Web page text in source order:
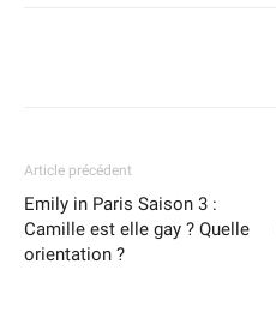
Article précédent
Emily in Paris Saison 3 :
Camille est elle gay ? Quelle
orientation ?